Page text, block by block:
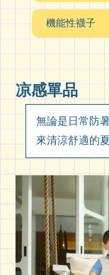
機能性襪子
凉感單品
無論是日常防
來清涼舒適的